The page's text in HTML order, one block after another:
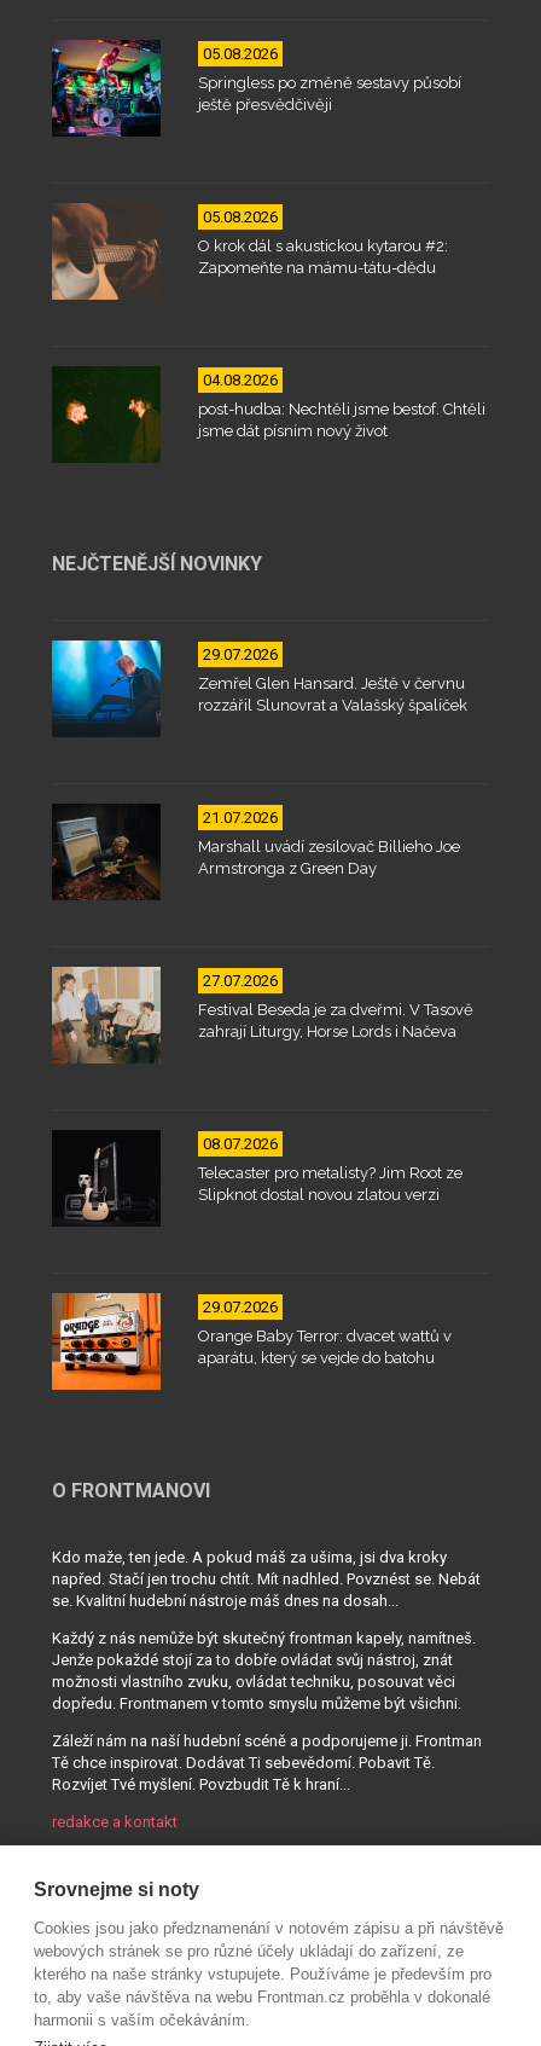
05.08.2026
Springless po změně sestavy působí
ještě přesvědčivěji
05.08.2026
O krok dál s akustickou kytarou #2:
Zapomeňte na mámu-tátu-dědu
04.08.2026
post-hudba: Nechtěli jsme bestof. Chtěli
jsme dát písním nový život
NEJČTENĚJŠÍ NOVINKY
29.07.2026
Zemřel Glen Hansard. Ještě v červnu
rozzářil Slunovrat a Valašský špalíček
21.07.2026
Marshall uvádí zesilovač Billieho Joe
Armstronga z Green Day
27.07.2026
Festival Beseda je za dveřmi. V Tasově
zahrají Liturgy, Horse Lords i Načeva
08.07.2026
Telecaster pro metalisty? Jim Root ze
Slipknot dostal novou zlatou verzi
29.07.2026
Orange Baby Terror: dvacet wattů v
aparátu, který se vejde do batohu
O FRONTMANOVI
Kdo maže, ten jede. A pokud máš za ušima, jsi dva kroky
napřed. Stačí jen trochu chtít. Mít nadhled. Povznést se. Nebát
se. Kvalitní hudební nástroje máš dnes na dosah...
Každý z nás nemůže být skutečný frontman kapely, namítneš.
Jenže pokaždé stojí za to dobře ovládat svůj nástroj, znát
možnosti vlastního zvuku, ovládat techniku, posouvat věci
dopředu. Frontmanem v tomto smyslu můžeme být všichni.
Záleží nám na naší hudební scéně a podporujeme ji. Frontman
Tě chce inspirovat. Dodávat Ti sebevědomí. Pobavit Tě.
Rozvíjet Tvé myšlení. Povzbudit Tě k hraní...
redakce a kontakt
Srovnejme si noty
Cookies jsou jako předznamenání v notovém zápisu a při návštěvě
webových stránek se pro různé účely ukládají do zařízení, ze
kterého na naše stránky vstupujete. Používáme je především pro
to, aby vaše návštěva na webu Frontman.cz proběhla v dokonalé
harmonii s vaším očekáváním.